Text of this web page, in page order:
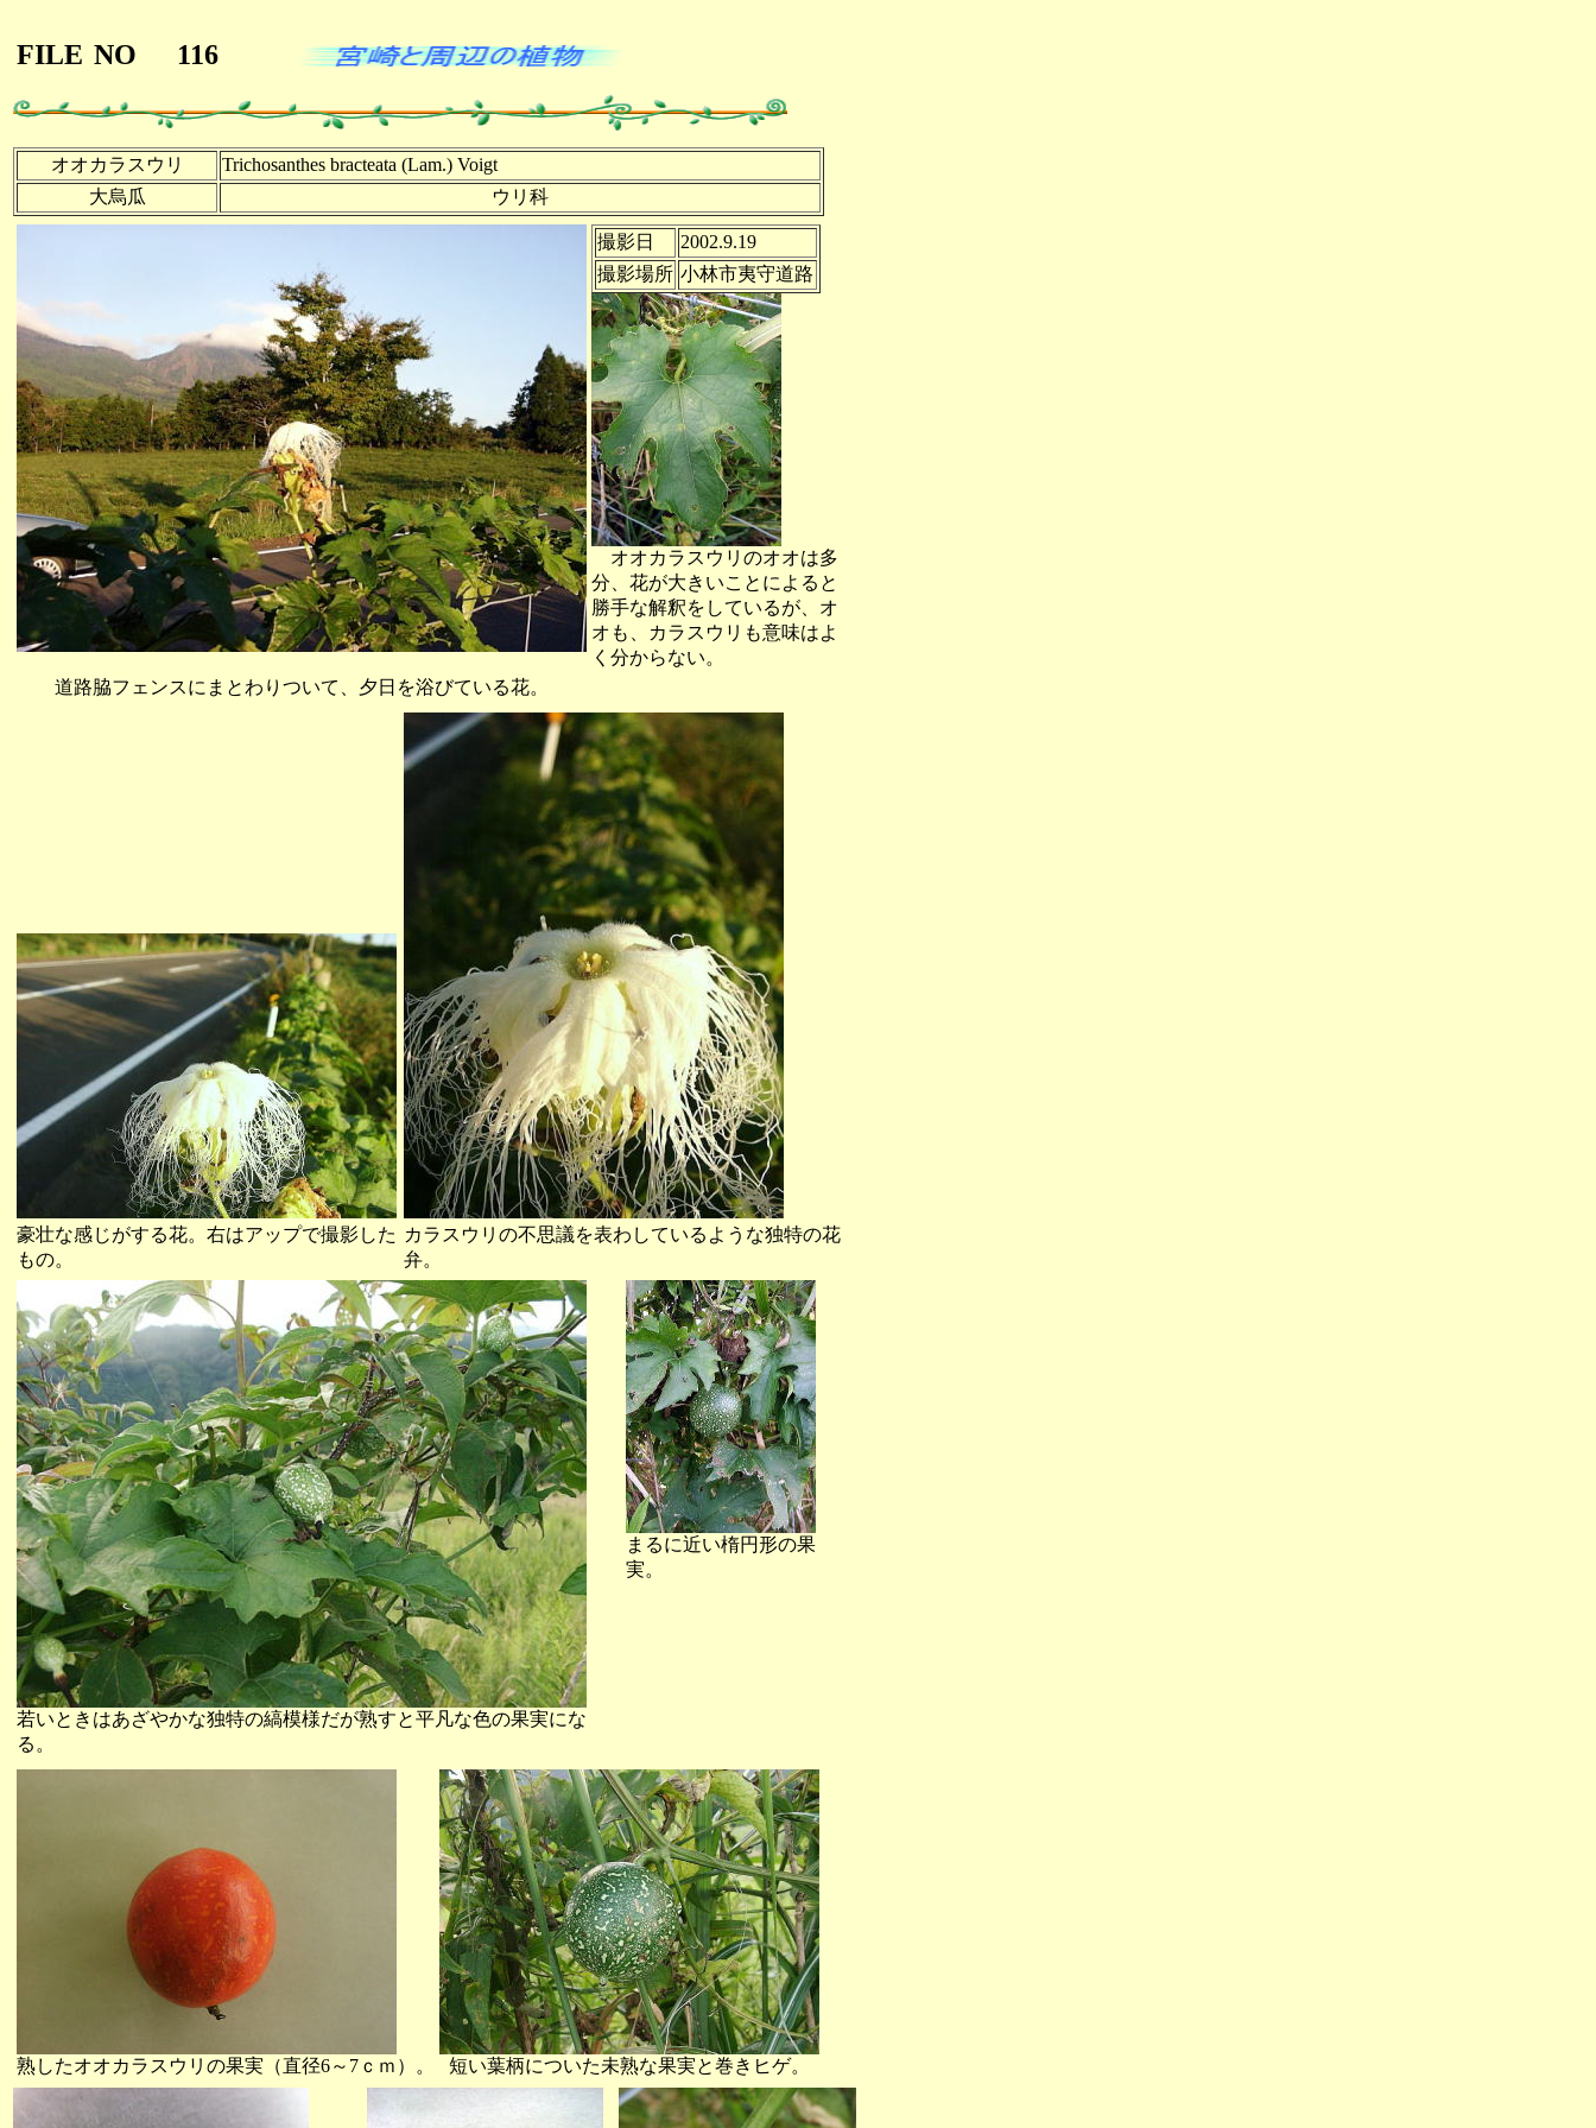
FILE NO 116
オオカラスウリ
Trichosanthes bracteata (Lam.) Voigt
大烏瓜
ウリ科
撮影日
2002.9.19
撮影場所 小林市夷守道路
オオカラスウリのオオは多
分、花が大きいことによると
勝手な解釈をしているが、オ
オも、カラスウリも意味はよ
く分からない。
道路脇フェンスにまとわりついて、夕日を浴びている花。
豪壮な感じがする花。右はアップで撮影した
もの。
カラスウリの不思議を表わしているような独特の花
弁。
若いときはあざやかな独特の縞模様だが熟すと平凡な色の果実にな
る。
まるに近い楕円形の果
実。
熟したオオカラスウリの果実（直径6～7ｃｍ）。 短い葉柄についた未熟な果実と巻きヒゲ。